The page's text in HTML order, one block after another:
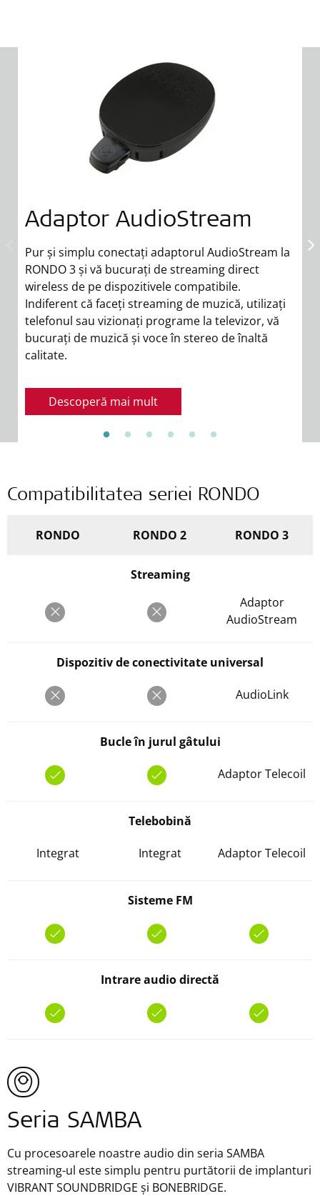
Adaptor AudioStream
Pur și simplu conectați adaptorul AudioStream la
RONDO 3 și vă bucurați de streaming direct
wireless de pe dispozitivele compatibile.
Indiferent că faceți streaming de muzică, utilizați
telefonul sau vizionați programe la televizor, vă
bucurați de muzică și voce în stereo de înaltă
calitate.
Descoperă mai mult
Compatibilitatea seriei RONDO
RONDO RONDO 2 RONDO 3
Streaming
Adaptor
AudioStream
Dispozitiv de conectivitate universal
AudioLink
Bucle în jurul gâtului
Adaptor Telecoil
Telebobină
Integrat Integrat Adaptor Telecoil
Sisteme FM
Intrare audio directă
Seria SAMBA
Cu procesoarele noastre audio din seria SAMBA
streaming-ul este simplu pentru purtătorii de implanturi
VIBRANT SOUNDBRIDGE și BONEBRIDGE.